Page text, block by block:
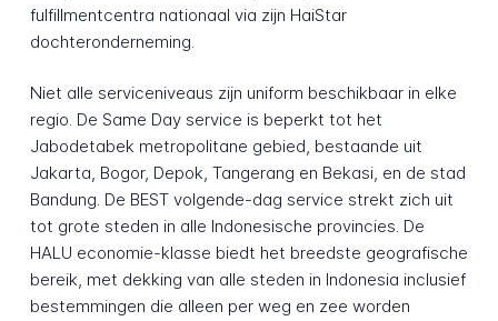
fulfillmentcentra nationaal via zijn HaiStar
dochteronderneming.
Niet alle serviceniveaus zijn uniform beschikbaar in elke
regio. De Same Day service is beperkt tot het
Jabodetabek metropolitane gebied, bestaande uit
Jakarta, Bogor, Depok, Tangerang en Bekasi, en de stad
Bandung. De BEST volgende-dag service strekt zich uit
tot grote steden in alle Indonesische provincies. De
HALU economie-klasse biedt het breedste geografische
bereik, met dekking van alle steden in Indonesia inclusief
bestemmingen die alleen per weg en zee worden